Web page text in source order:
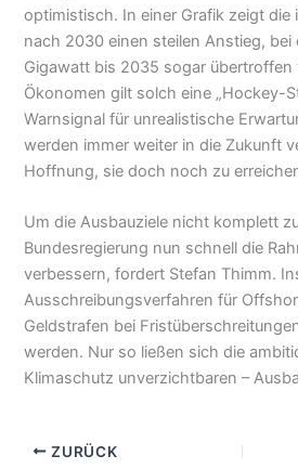
optimistisch. In einer Grafik zeigt die
nach 2030 einen steilen Anstieg,
Gigawatt bis 2035 sogar übertroffen
Ökonomen gilt solch eine „Hockey-
Warnsignal für unrealistische
werden immer weiter in die Zukunft
Hoffnung, sie doch noch zu
Um die Ausbauziele nicht komplett
Bundesregierung nun schnell die
verbessern, fordert Stefan Thimm.
Ausschreibungsverfahren für
Geldstrafen bei
werden. Nur so ließen sich die
Klimaschutz unverzichtbaren –
ZURÜCK